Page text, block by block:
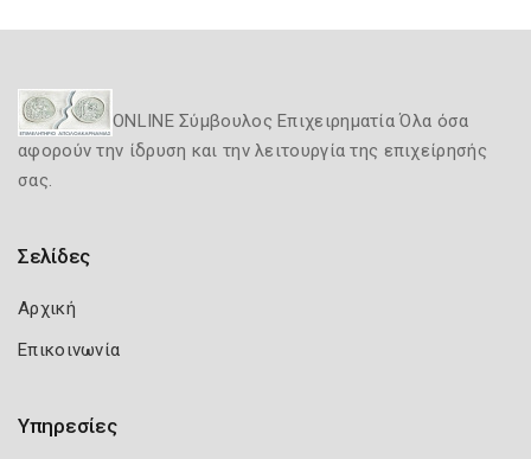
ONLINE Σύμβουλος Επιχειρηματία Όλα όσα
αφορούν την ίδρυση και την λειτουργία της επιχείρησής
σας.
Σελίδες
Αρχική
Επικοινωνία
Υπηρεσίες